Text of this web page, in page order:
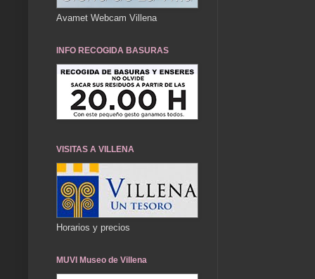
Avamet Webcam Villena
INFO RECOGIDA BASURAS
VISITAS A VILLENA
Horarios y precios
MUVI Museo de Villena